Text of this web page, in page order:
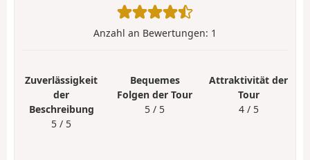
Anzahl an Bewertungen: 1
Zuverlässigkeit
der
Beschreibung
5 / 5
Bequemes
Folgen der Tour
5 / 5
Attraktivität der
Tour
4 / 5